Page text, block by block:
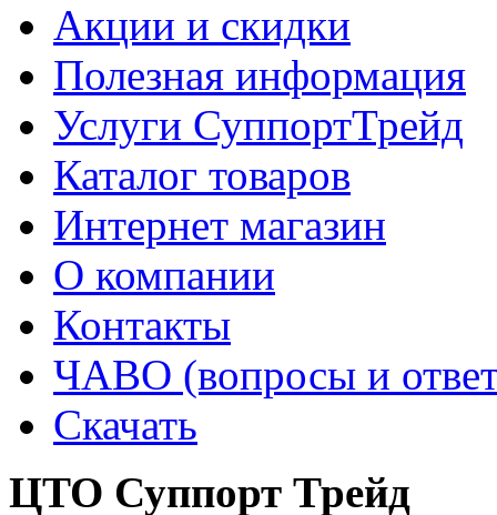
Акции и скидки
Полезная информация
Услуги СуппортТрейд
Каталог товаров
Интернет магазин
О компании
Контакты
ЧАВО (вопросы и
Скачать
ЦТО Суппорт Трейд